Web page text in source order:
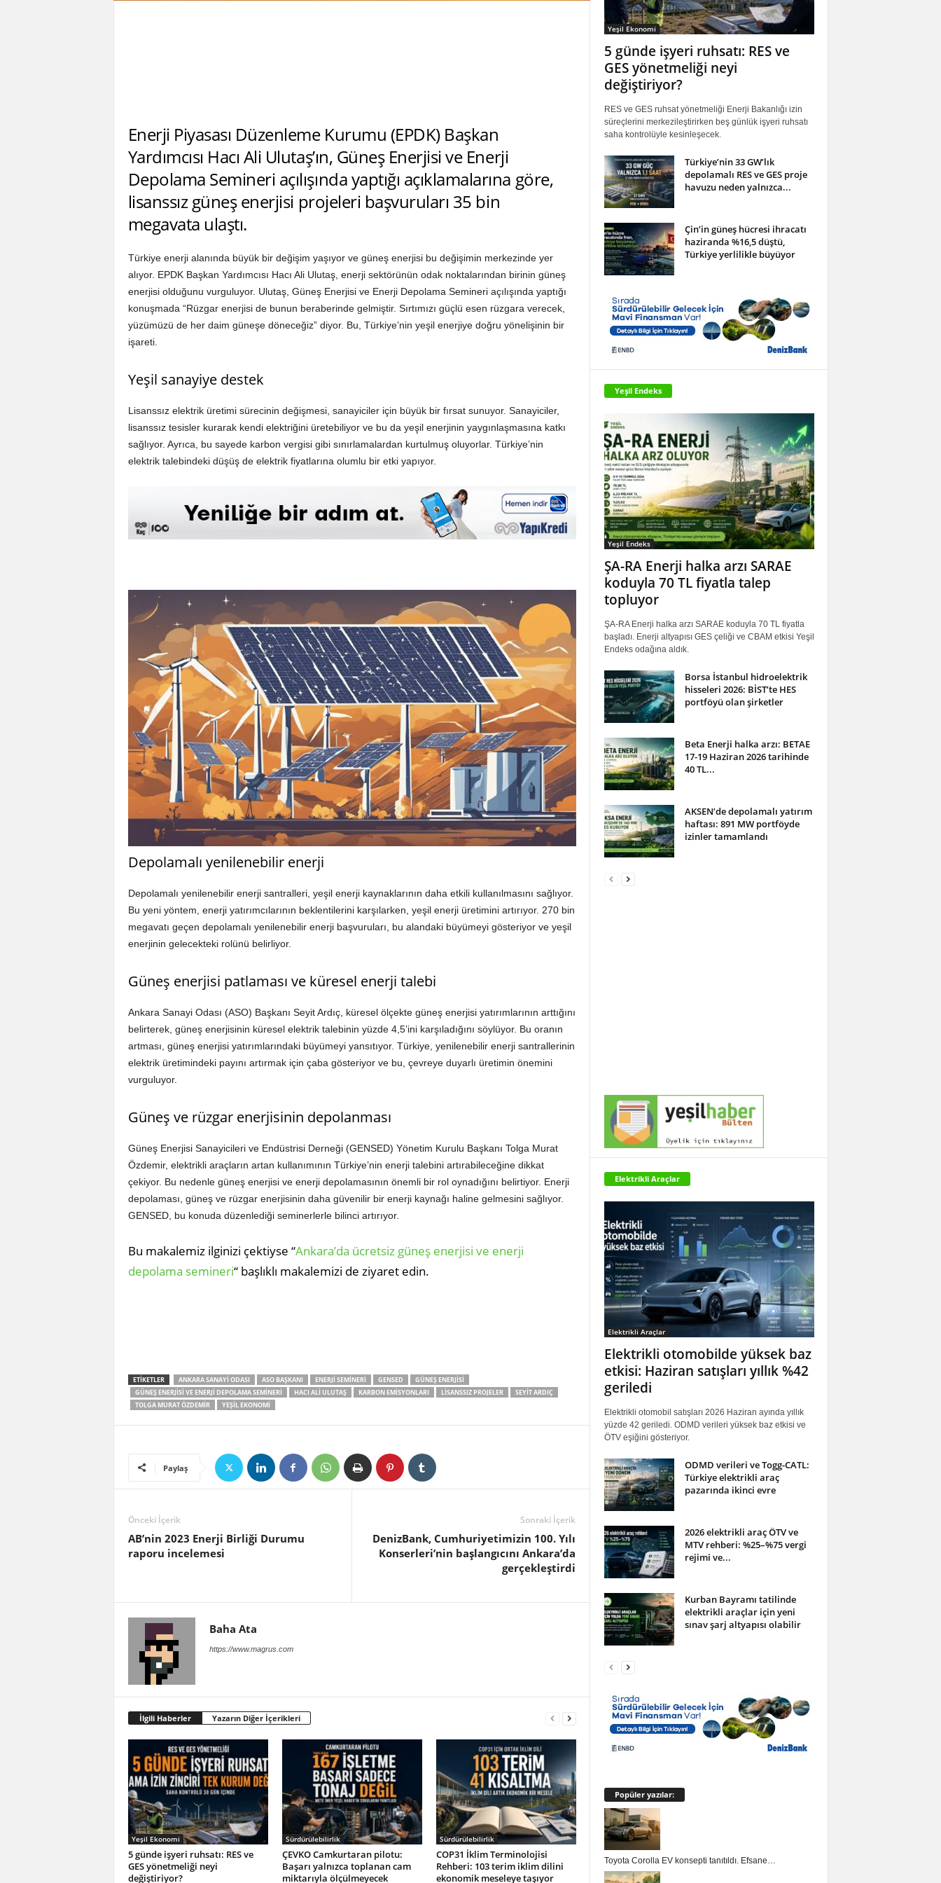
Enerji Piyasası Düzenleme Kurumu (EPDK) Başkan
Yardımcısı Hacı Ali Ulutaş’ın, Güneş Enerjisi ve Enerji
Depolama Semineri açılışında yaptığı açıklamalarına göre,
lisanssız güneş enerjisi projeleri başvuruları 35 bin
megavata ulaştı.
Türkiye enerji alanında büyük bir değişim yaşıyor ve güneş enerjisi bu değişimin merkezinde yer
alıyor. EPDK Başkan Yardımcısı Hacı Ali Ulutaş, enerji sektörünün odak noktalarından birinin güneş
enerjisi olduğunu vurguluyor. Ulutaş, Güneş Enerjisi ve Enerji Depolama Semineri açılışında yaptığı
konuşmada “Rüzgar enerjisi de bunun beraberinde gelmiştir. Sırtımızı güçlü esen rüzgara verecek,
yüzümüzü de her daim güneşe döneceğiz” diyor. Bu, Türkiye’nin yeşil enerjiye doğru yönelişinin bir
işareti.
Yeşil sanayiye destek
Lisanssız elektrik üretimi sürecinin değişmesi, sanayiciler için büyük bir fırsat sunuyor. Sanayiciler,
lisanssız tesisler kurarak kendi elektriğini üretebiliyor ve bu da yeşil enerjinin yaygınlaşmasına katkı
sağlıyor. Ayrıca, bu sayede karbon vergisi gibi sınırlamalardan kurtulmuş oluyorlar. Türkiye’nin
elektrik talebindeki düşüş de elektrik fiyatlarına olumlu bir etki yapıyor.
Depolamalı yenilenebilir enerji
Depolamalı yenilenebilir enerji santralleri, yeşil enerji kaynaklarının daha etkili kullanılmasını sağlıyor.
Bu yeni yöntem, enerji yatırımcılarının beklentilerini karşılarken, yeşil enerji üretimini artırıyor. 270 bin
megavatı geçen depolamalı yenilenebilir enerji başvuruları, bu alandaki büyümeyi gösteriyor ve yeşil
enerjinin gelecekteki rolünü belirliyor.
Güneş enerjisi patlaması ve küresel enerji talebi
Ankara Sanayi Odası (ASO) Başkanı Seyit Ardıç, küresel ölçekte güneş enerjisi yatırımlarının arttığını
belirterek, güneş enerjisinin küresel elektrik talebinin yüzde 4,5’ini karşıladığını söylüyor. Bu oranın
artması, güneş enerjisi yatırımlarındaki büyümeyi yansıtıyor. Türkiye, yenilenebilir enerji santrallerinin
elektrik üretimindeki payını artırmak için çaba gösteriyor ve bu, çevreye duyarlı üretimin önemini
vurguluyor.
Güneş ve rüzgar enerjisinin depolanması
Güneş Enerjisi Sanayicileri ve Endüstrisi Derneği (GENSED) Yönetim Kurulu Başkanı Tolga Murat
Özdemir, elektrikli araçların artan kullanımının Türkiye’nin enerji talebini artırabileceğine dikkat
çekiyor. Bu nedenle güneş enerjisi ve enerji depolamasının önemli bir rol oynadığını belirtiyor. Enerji
depolaması, güneş ve rüzgar enerjisinin daha güvenilir bir enerji kaynağı haline gelmesini sağlıyor.
GENSED, bu konuda düzenlediği seminerlerle bilinci artırıyor.
Bu makalemiz ilginizi çektiyse “Ankara’da ücretsiz güneş enerjisi ve enerji
depolama semineri“ başlıklı makalemizi de ziyaret edin.
ETIKETLER ANKARA SANAYI ODASI ASO BAŞKANI ENERJI SEMINERI GENSED
GÜNEŞ ENERJISI
GÜNEŞ ENERJISI VE ENERJI DEPOLAMA SEMINERI
HACI ALI ULUTAŞ KARBON EMISYONLARI LISANSSIZ PROJELER
SEYIT ARDIÇ
TOLGA MURAT ÖZDEMIR
YEŞIL EKONOMI
Paylaş
Önceki İçerik
AB’nin 2023 Enerji Birliği Durumu
raporu incelemesi
Sonraki İçerik
DenizBank, Cumhuriyetimizin 100. Yılı
Konserleri’nin başlangıcını Ankara’da
gerçekleştirdi
Baha Ata
https://www.magrus.com
İlgili Haberler Yazarın Diğer İçerikleri
Yeşil Ekonomi
5 günde işyeri ruhsatı: RES ve
GES yönetmeliği neyi
değiştiriyor?
Sürdürülebilirlik
ÇEVKO Camkurtaran pilotu:
Başarı yalnızca toplanan cam
miktarıyla ölçülmeyecek
Sürdürülebilirlik
COP31 İklim Terminolojisi
Rehberi: 103 terim iklim dilini
ekonomik meseleye taşıyor
Yeşil Ekonomi
5 günde işyeri ruhsatı: RES ve
GES yönetmeliği neyi
değiştiriyor?
RES ve GES ruhsat yönetmeliği Enerji Bakanlığı izin
süreçlerini merkezileştirirken beş günlük işyeri ruhsatı
saha kontrolüyle kesinleşecek.
Türkiye’nin 33 GW’lık
depolamalı RES ve GES proje
havuzu neden yalnızca...
Çin’in güneş hücresi ihracatı
haziranda %16,5 düştü,
Türkiye yerlilikle büyüyor
Yeşil Endeks
Yeşil Endeks
ŞA-RA Enerji halka arzı SARAE
koduyla 70 TL fiyatla talep
topluyor
ŞA-RA Enerji halka arzı SARAE koduyla 70 TL fiyatla
başladı. Enerji altyapısı GES çeliği ve CBAM etkisi Yeşil
Endeks odağına aldık.
Borsa İstanbul hidroelektrik
hisseleri 2026: BİST’te HES
portföyü olan şirketler
Beta Enerji halka arzı: BETAE
17-19 Haziran 2026 tarihinde
40 TL...
AKSEN’de depolamalı yatırım
haftası: 891 MW portföyde
izinler tamamlandı
Elektrikli Araçlar
Elektrikli Araçlar
Elektrikli otomobilde yüksek baz
etkisi: Haziran satışları yıllık %42
geriledi
Elektrikli otomobil satışları 2026 Haziran ayında yıllık
yüzde 42 geriledi. ODMD verileri yüksek baz etkisi ve
ÖTV eşiğini gösteriyor.
ODMD verileri ve Togg-CATL:
Türkiye elektrikli araç
pazarında ikinci evre
2026 elektrikli araç ÖTV ve
MTV rehberi: %25–%75 vergi
rejimi ve...
Kurban Bayramı tatilinde
elektrikli araçlar için yeni
sınav şarj altyapısı olabilir
Popüler yazılar:
Toyota Corolla EV konsepti tanıtıldı. Efsane…